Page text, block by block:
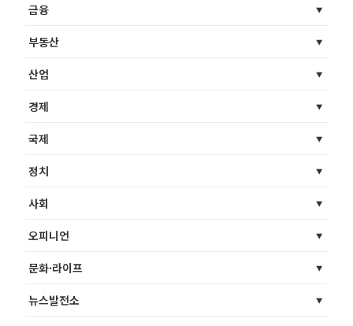
금융
부동산
산업
경제
국제
정치
사회
오피니언
문화·라이프
뉴스발전소